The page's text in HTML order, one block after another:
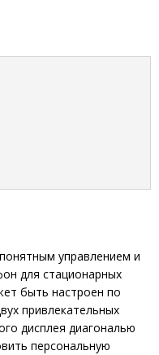
управлением и
для стационарных
быть настроен по
привлекательных
дисплея диагональю
персональную